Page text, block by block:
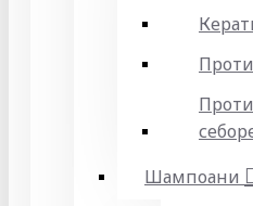
Шампоани